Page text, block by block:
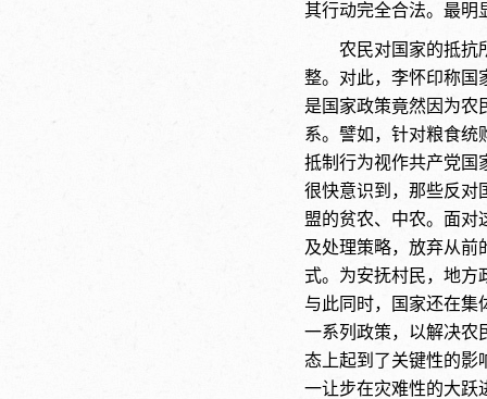
其行动完全合法。最明
农民对国家的抵抗
整。对此，李怀印称国
是国家政策竟然因为农
系。譬如，针对粮食统
抵制行为视作共产党国
很快意识到，那些反对
盟的贫农、中农。面对
及处理策略，放弃从前
式。为安抚村民，地方
与此同时，国家还在集
一系列政策，以解决农
态上起到了关键性的影
一让步在灾难性的大跃